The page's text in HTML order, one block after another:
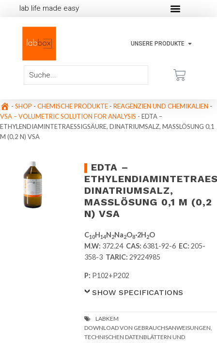
lab life made easy
UNSERE PRODUKTE
- SHOP - CHEMISCHE PRODUKTE - REAGENZIEN UND CHEMIKALIEN -
VSA – VOLUMETRIC SOLUTION FOR ANALYSIS - EDTA –
ETHYLENDIAMINTETRAESSIGSÄURE, DINATRIUMSALZ, MASSLÖSUNG 0,1 M
(0,2 N) VSA
EDTA –
DINATRIUMSALZ,
MASSLÖSUNG 0,1 M (0,2 N
) VSA
C10H14N 2Na2O8·2H 2O
M.W: 372.24 CAS:6381-92-6 EC:205-
358-3 TARIC:29224985
P: P102+P202
SHOW SPECIFICATIONS
DOWNLOAD VON GEBRAUCHSANWEISUNGEN,
TECHNISCHEN DATENBLÄTTERN UND